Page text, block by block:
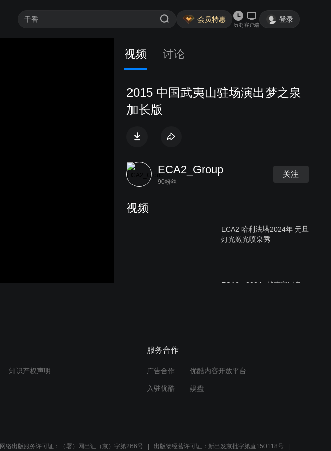
会员特惠
历史 客户端
登录
视频 讨论
2015 中国武夷山驻场演出梦之泉
加长版
ECA2_Group
90粉丝
关注
视频
ECA2 哈利法塔2024年 元旦
灯光激光喷泉秀
ECA2 - 2024- 越南富国岛
知识产权声明
服务合作
广告合作 优酷内容开放平台
入驻优酷 娱盘
网络出版服务许可证：（署）网出证（京）字第266号 出版物经营许可证：新出发京批字第直150118号